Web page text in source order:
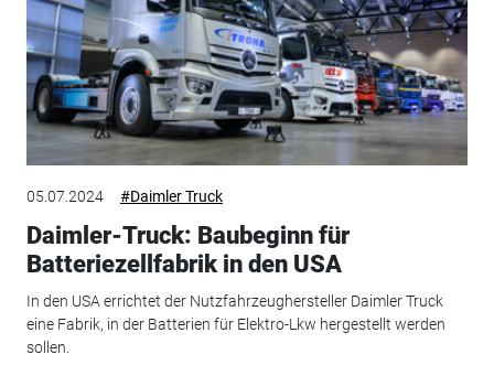
05.07.2024 #Daimler Truck
Daimler-Truck: Baubeginn für
Batteriezellfabrik in den USA
In den USA errichtet der Nutzfahrzeughersteller Daimler Truck
eine Fabrik, in der Batterien für Elektro-Lkw hergestellt werden
sollen.